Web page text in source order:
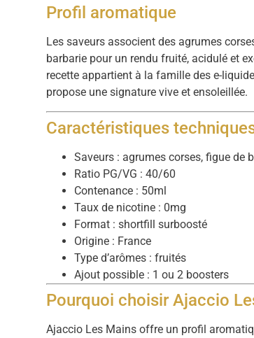
Profil aromatique
Les saveurs associent des agrumes
barbarie pour un rendu fruité, acidulé et
recette appartient à la famille des e-
propose une signature vive et ensoleillée.
Caractéristiques
Saveurs : agrumes corses, figue de
Ratio PG/VG : 40/60
Contenance : 50ml
Taux de nicotine : 0mg
Format : shortfill surboosté
Origine : France
Type d’arômes : fruités
Ajout possible : 1 ou 2 boosters
Pourquoi choisir Ajaccio
Ajaccio Les Mains offre un profil